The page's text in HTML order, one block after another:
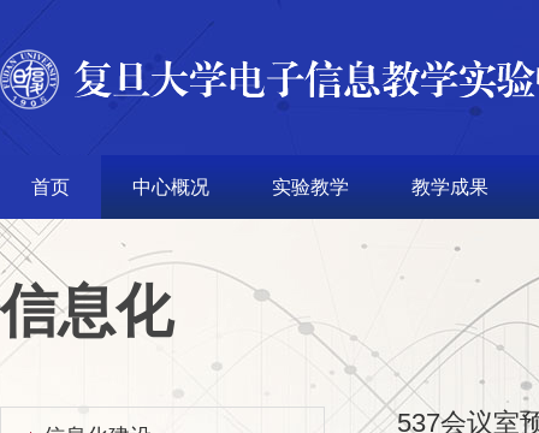
首页 中心概况 实验教学 教学成果
信息化
537会议室